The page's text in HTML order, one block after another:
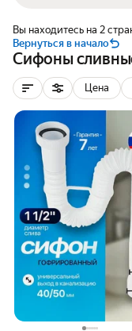
Вы находитесь на 2
Вернуться в начало
Сифоны
Цена